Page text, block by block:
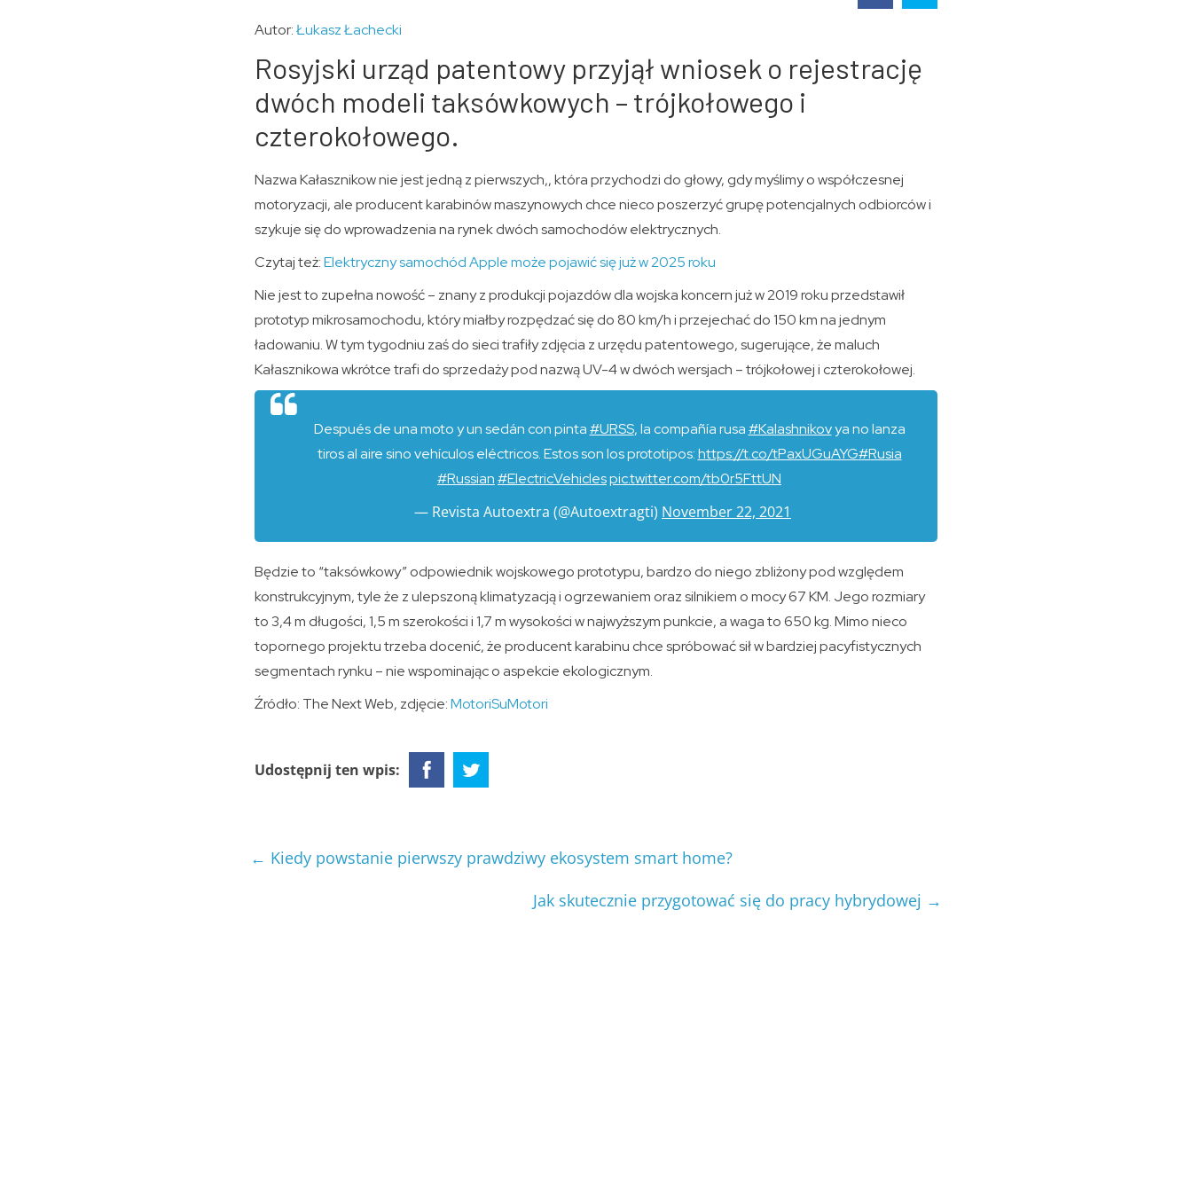
Autor:Łukasz Łachecki
Rosyjski urząd patentowy przyjął wniosek o rejestrację
dwóch modeli taksówkowych – trójkołowego i
czterokołowego.
Nazwa Kałasznikow nie jest jedną z pierwszych,, która przychodzi do głowy, gdy myślimy o współczesnej
motoryzacji, ale producent karabinów maszynowych chce nieco poszerzyć grupę potencjalnych odbiorców i
szykuje się do wprowadzenia na rynek dwóch samochodów elektrycznych.
Czytaj też:Elektryczny samochód Apple może pojawić się już w 2025 roku
Nie jest to zupełna nowość – znany z produkcji pojazdów dla wojska koncern już w 2019 roku przedstawił
prototyp mikrosamochodu, który miałby rozpędzać się do 80 km/h i przejechać do 150 km na jednym
ładowaniu. W tym tygodniu zaś do sieci trafiły zdjęcia z urzędu patentowego, sugerujące, że maluch
Kałasznikowa wkrótce trafi do sprzedaży pod nazwą UV-4 w dwóch wersjach – trójkołowej i czterokołowej.
Después de una moto y un sedán con pinta#URSS, la compañía rusa#Kalashnikovya no lanza
tiros al aire sino vehículos eléctricos. Estos son los prototipos:https://t.co/tPaxUGuAYG#Rusia
#Russian#ElectricVehiclespic.twitter.com/tb0r5FttUN
— Revista Autoextra (@Autoextragti) November 22, 2021
Będzie to “taksówkowy” odpowiednik wojskowego prototypu, bardzo do niego zbliżony pod względem
konstrukcyjnym, tyle że z ulepszoną klimatyzacją i ogrzewaniem oraz silnikiem o mocy 67 KM. Jego rozmiary
to 3,4 m długości, 1,5 m szerokości i 1,7 m wysokości w najwyższym punkcie, a waga to 650 kg. Mimo nieco
topornego projektu trzeba docenić, że producent karabinu chce spróbować sił w bardziej pacyfistycznych
segmentach rynku – nie wspominając o aspekcie ekologicznym.
Źródło: The Next Web, zdjęcie:MotoriSuMotori
Udostępnij ten wpis:
← Kiedy powstanie pierwszy prawdziwy ekosystem smart home?
Jak skutecznie przygotować się do pracy hybrydowej →